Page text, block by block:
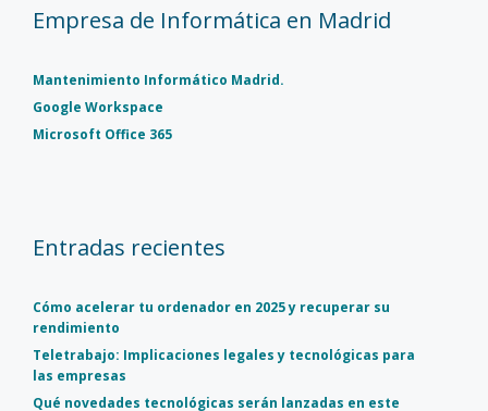
Empresa de Informática en Madrid
Mantenimiento Informático Madrid.
Google Workspace
Microsoft Office 365
Entradas recientes
Cómo acelerar tu ordenador en 2025 y recuperar su
rendimiento
Teletrabajo: Implicaciones legales y tecnológicas para
las empresas
Qué novedades tecnológicas serán lanzadas en este